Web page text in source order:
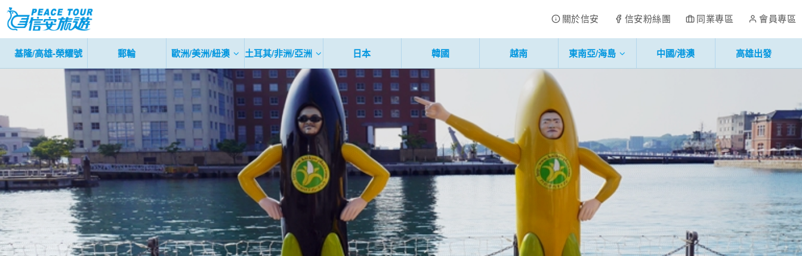
關於信安 信安粉絲團 同業專區 會員專區
基隆/高雄-榮耀號 郵輪 歐洲/美洲/紐澳 土耳其/非洲/亞洲 日本 韓國 越南 東南亞/海島 中國/港澳 高雄出發